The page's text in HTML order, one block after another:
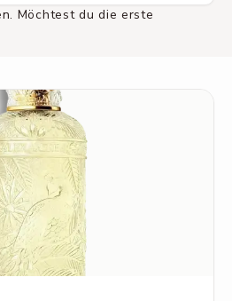
Möchtest du die erste